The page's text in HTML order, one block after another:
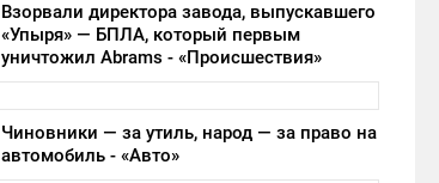
Взорвали директора завода, выпускавшего
«Упыря» — БПЛА, который первым
уничтожил Abrams - «Происшествия»
Чиновники — за утиль, народ — за право на
автомобиль - «Авто»